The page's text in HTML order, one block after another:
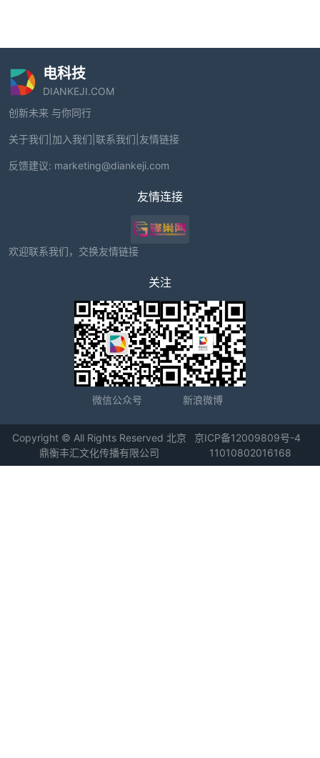
电科技
DIANKEJI.COM
创新未来 与你同行
关于我们 加入我们 联系我们 友情链接
反馈建议: marketing@diankeji.com
友情连接
欢迎联系我们，交换友情链接
关注
微信公众号 新浪微博
Copyright © All Rights Reserved 北京
鼎衡丰汇文化传播有限公司
京ICP备12009809号-4
11010802016168